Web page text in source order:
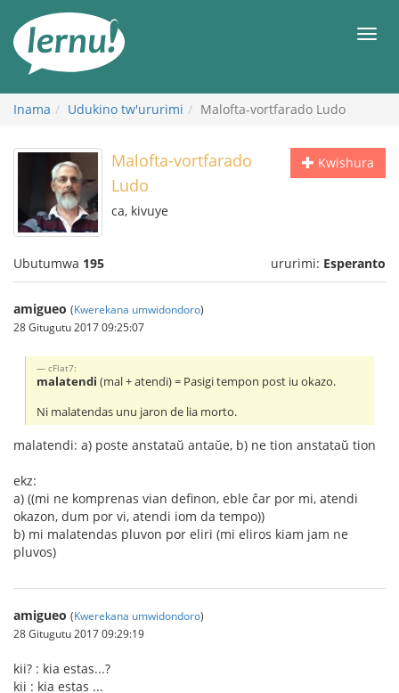
rupapuro
rw'ibirimwo
Inama Udukino tw'ururimi Malofta-vortfarado Ludo
Kwishura
Malofta-vortfarado
Ludo
ca, kivuye
Ubutumwa 195 ururimi: Esperanto
amigueo (Kwerekana umwidondoro)
28 Gitugutu 2017 09:25:07
cFlat7:
malatendi (mal + atendi) = Pasigi tempon post iu okazo.
Ni malatendas unu jaron de lia morto.
malatendi: a) poste anstataŭ antaŭe, b) ne tion anstataŭ tion
ekz:
a) ((mi ne komprenas vian definon, eble ĉar por mi, atendi
okazon, dum por vi, atendi iom da tempo))
b) mi malatendas pluvon por eliri (mi eliros kiam jam ne
pluvos)
amigueo (Kwerekana umwidondoro)
28 Gitugutu 2017 09:29:19
kii? : kia estas...?
kii : kia estas ...